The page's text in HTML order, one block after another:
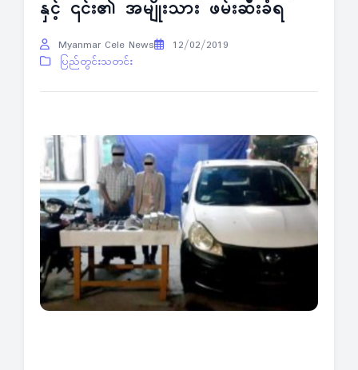
နှင့် ၎င်း၏ အမျိုးသား ဖမ်းဆီးခံရ
Myanmar Cele News
12/02/2019
ပြည်တွင်းသတင်း